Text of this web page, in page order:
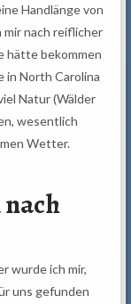
Handlänge von
nach reiflicher
hätte bekommen
in North Carolina
Natur (Wälder
wesentlich
Wetter.
wurde ich mir,
uns gefunden